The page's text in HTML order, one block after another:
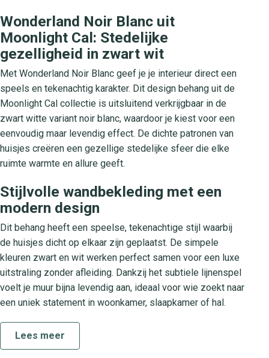
Wonderland Noir Blanc uit
Moonlight Cal: Stedelijke
gezelligheid in zwart wit
Met Wonderland Noir Blanc geef je je interieur direct een
speels en tekenachtig karakter. Dit design behang uit de
Moonlight Cal collectie is uitsluitend verkrijgbaar in de
zwart witte variant noir blanc, waardoor je kiest voor een
eenvoudig maar levendig effect. De dichte patronen van
huisjes creëren een gezellige stedelijke sfeer die elke
ruimte warmte en allure geeft.
Stijlvolle wandbekleding met een
modern design
Dit behang heeft een speelse, tekenachtige stijl waarbij
de huisjes dicht op elkaar zijn geplaatst. De simpele
kleuren zwart en wit werken perfect samen voor een luxe
uitstraling zonder afleiding. Dankzij het subtiele lijnenspel
voelt je muur bijna levendig aan, ideaal voor wie zoekt naar
een uniek statement in woonkamer, slaapkamer of hal.
Over de Moonlight Cal collectie
De Moonlight Cal collectie staat bekend om haar stijlvolle,
Lees meer